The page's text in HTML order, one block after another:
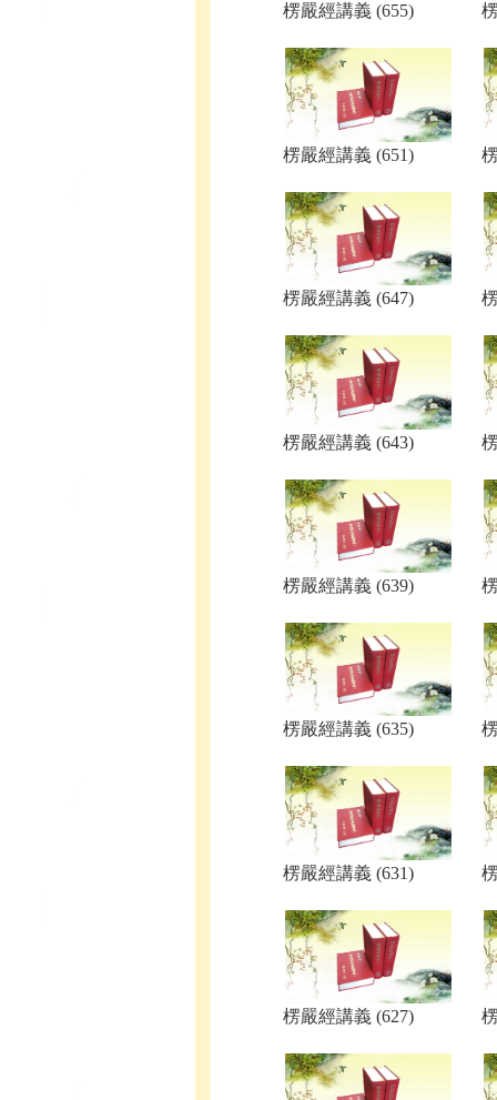
楞嚴經講義 (655)
楞嚴經講義 (651)
楞嚴經講義 (647)
楞嚴經講義 (643)
楞嚴經講義 (639)
楞嚴經講義 (635)
楞嚴經講義 (631)
楞嚴經講義 (627)